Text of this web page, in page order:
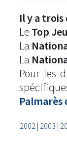
Il y a
Le Top
La
La
Pour les
Palmarès
2002| 2003 |